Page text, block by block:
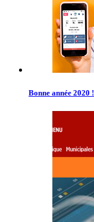
Bonne année 2020 !